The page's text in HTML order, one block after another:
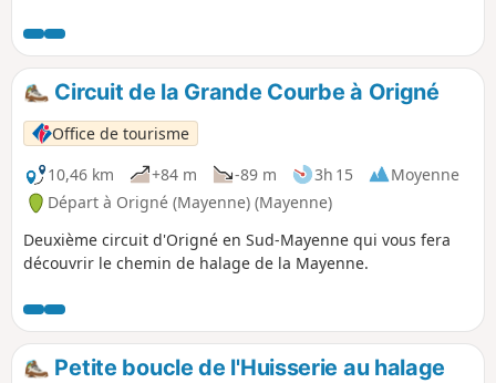
peu après le (7)).
Circuit de la Grande Courbe à Origné
Office de tourisme
10,46 km
+84 m -89 m 3h 15
Moyenne
Départ à Origné (Mayenne) (Mayenne)
Deuxième circuit d'Origné en Sud-Mayenne qui vous fera
découvrir le chemin de halage de la Mayenne.
Petite boucle de l'Huisserie au halage